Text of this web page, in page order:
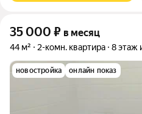
35 000 ₽ в месяц
44 м² 2-комн. квартира 8 этаж
новостройка онлайн показ